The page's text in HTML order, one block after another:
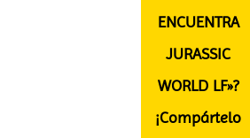
ENCUENTRA
JURASSIC
WORLD LF»?
¡Compártelo